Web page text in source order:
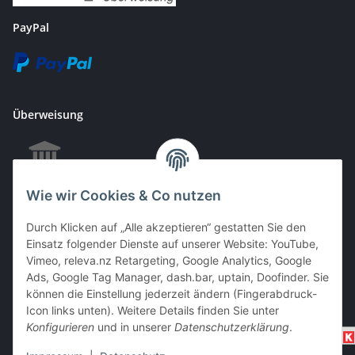
Wie wir Cookies & Co nutzen
Durch Klicken auf „Alle akzeptieren“ gestatten Sie den
Einsatz folgender Dienste auf unserer Website: YouTube,
Vimeo, releva.nz Retargeting, Google Analytics, Google
Ads, Google Tag Manager, dash.bar, uptain, Doofinder. Sie
können die Einstellung jederzeit ändern (Fingerabdruck-
Icon links unten). Weitere Details finden Sie unter
Konfigurieren und in unserer Datenschutzerklärung.
PayPal
Überweisung
EC & Kreditkartenzahlung bei Abholung
Barzahlung bei Abholung